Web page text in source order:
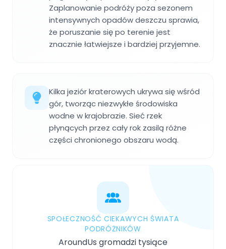
Zaplanowanie podróży poza sezonem
intensywnych opadów deszczu sprawia,
że poruszanie się po terenie jest
znacznie łatwiejsze i bardziej przyjemne.
Kilka jeziór kraterowych ukrywa się wśród
gór, tworząc niezwykłe środowiska
wodne w krajobrazie. Sieć rzek
płynących przez cały rok zasilą różne
części chronionego obszaru wodą.
SPOŁECZNOŚĆ CIEKAWYCH ŚWIATA
PODRÓŻNIKÓW
AroundUs gromadzi tysiące